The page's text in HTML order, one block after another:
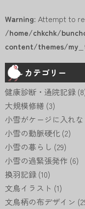
Warning: Attempt to
/home/chkchk/
content/themes/
カテゴリー
健康診断・通院記録
大規模修繕 (3)
小雪がケージに入れ
小雪の動脈硬化 (2)
小雪の暮らし (29)
小雪の過緊張発作 (6)
換羽記録 (10)
文鳥イラスト (1)
文鳥柄の布デザイン